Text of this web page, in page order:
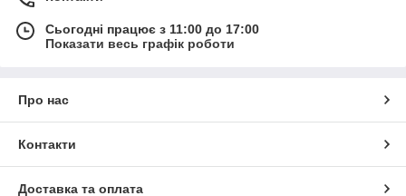
Сьогодні працює з 11:00 до 17:00
Показати весь графік роботи
Про нас
Контакти
Доставка та оплата